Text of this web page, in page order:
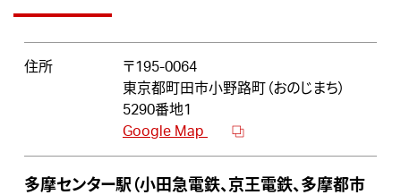
住所
〒195-0064
東京都町田市小野路町（おのじまち）
5290番地1
Google Map
多摩センター駅（小田急電鉄、京王電鉄、多摩都市